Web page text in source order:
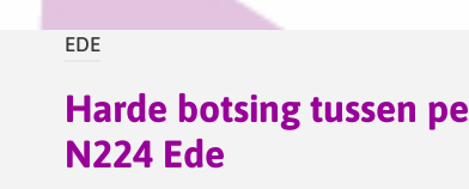
EDE
Harde botsing tussen
N224 Ede